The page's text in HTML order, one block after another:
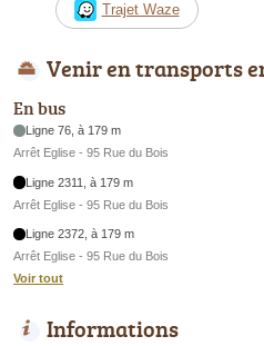
Trajet Waze
Venir en transports
En bus
Ligne 76, à 179 m
Arrêt Eglise - 95 Rue du Bois
Ligne 2311, à 179 m
Arrêt Eglise - 95 Rue du Bois
Ligne 2372, à 179 m
Arrêt Eglise - 95 Rue du Bois
Voir tout
Informations